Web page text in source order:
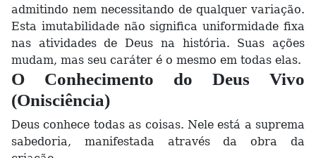
admitindo nem necessitando de qualquer variação.
Esta imutabilidade não significa uniformidade fixa
nas atividades de Deus na história. Suas ações
mudam, mas seu caráter é o mesmo em todas elas.
O Conhecimento do Deus Vivo
(Onisciência)
Deus conhece todas as coisas. Nele está a suprema
sabedoria, manifestada através da obra da